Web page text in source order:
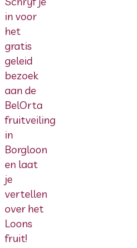
in voor
het
gratis
geleid
bezoek
aan de
BelOrta
fruitveiling
in
Borgloon
en laat
je
vertellen
over het
Loons
fruit!